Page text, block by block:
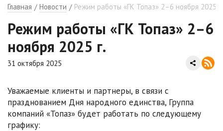
Главная / Новости / Режим работы «ГК Топаз» 2–6 ноября 2025 г.
Режим работы «ГК Топаз» 2–6
ноября 2025 г.
31 октября 2025
Уважаемые клиенты и партнеры, в связи с
празднованием Дня народного единства, Группа
компаний «Топаз» будет работать по следующему
графику: